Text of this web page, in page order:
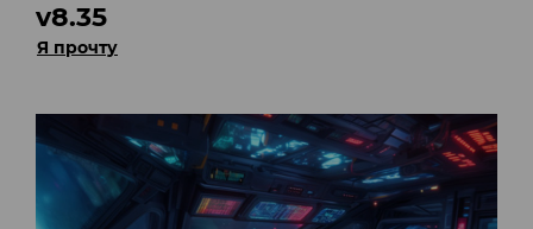
v8.35
Я прочту